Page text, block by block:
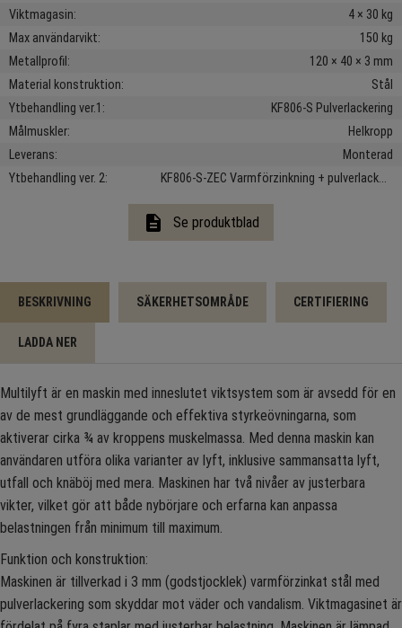
Viktmagasin
4 × 30 kg
Max användarvikt
150 kg
Metallprofil
120 × 40 × 3 mm
Material konstruktion
Stål
Ytbehandling ver.1
KF806-S Pulverlackering
Målmuskler
Helkropp
Leverans
Monterad
Ytbehandling ver. 2
KF806-S-ZEC Varmförzinkning + pulverlackering
description Se produktblad
BESKRIVNING SÄKERHETSOMRÅDE CERTIFIERING
LADDA NER
Multilyft är en maskin med inneslutet viktsystem som är avsedd för en
av de mest grundläggande och effektiva styrkeövningarna, som
aktiverar cirka ¾ av kroppens muskelmassa. Med denna maskin kan
användaren utföra olika varianter av lyft, inklusive sammansatta lyft,
utfall och knäböj med mera. Maskinen har två nivåer av justerbara
vikter, vilket gör att både nybörjare och erfarna kan anpassa
belastningen från minimum till maximum.
Funktion och konstruktion:
Maskinen är tillverkad i 3 mm (godstjocklek) varmförzinkat stål med
pulverlackering som skyddar mot väder och vandalism. Viktmagasinet är